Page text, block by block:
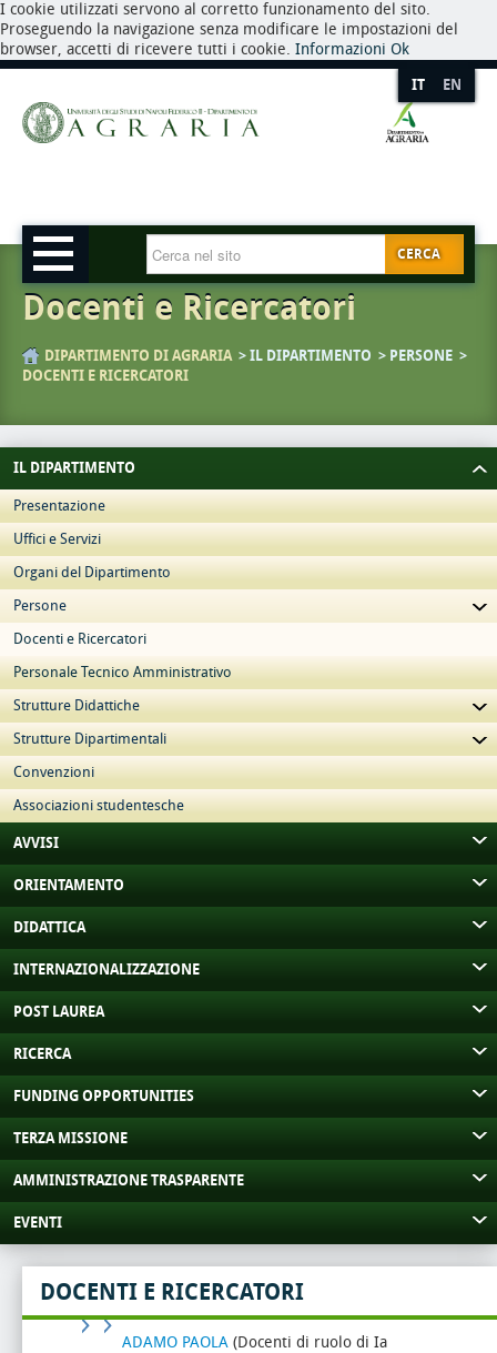
I cookie utilizzati servono al corretto funzionamento del sito.
Proseguendo la navigazione senza modificare le impostazioni del
browser, accetti di ricevere tutti i cookie. Informazioni Ok
IT EN
CERCA
Docenti e Ricercatori
DIPARTIMENTO DI AGRARIA IL DIPARTIMENTO
PERSONE
DOCENTI E RICERCATORI
IL DIPARTIMENTO
Presentazione
Uffici e Servizi
Organi del Dipartimento
Persone
Docenti e Ricercatori
Personale Tecnico Amministrativo
Strutture Didattiche
Strutture Dipartimentali
Convenzioni
Associazioni studentesche
AVVISI
ORIENTAMENTO
DIDATTICA
INTERNAZIONALIZZAZIONE
POST LAUREA
RICERCA
FUNDING OPPORTUNITIES
TERZA MISSIONE
AMMINISTRAZIONE TRASPARENTE
EVENTI
DOCENTI E RICERCATORI
ADAMO PAOLA (Docenti di ruolo di Ia